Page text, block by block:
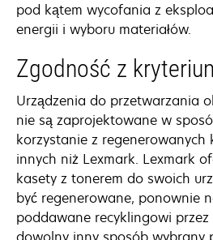
pod kątem wycofania z
energii i wyboru materiałów.
Zgodność z
Urządzenia do przetwarzania
nie są zaprojektowane w
korzystanie z regenerowanych
innych niż Lexmark. Lexmark
kasety z tonerem do swoich
być regenerowane, ponownie
poddawane recyklingowi